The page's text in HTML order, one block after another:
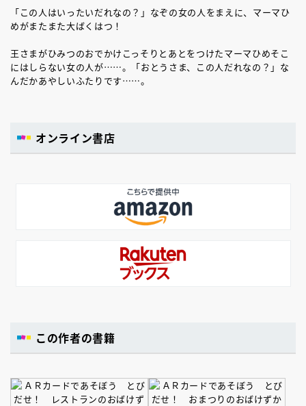
「この人はいったいだれなの？」なぞの女の人をまえに、マーマひ
めがまたまた大ばくはつ！
王さまがひみつのおでかけこっそりとあとをつけたマーマひめそこ
にはしらない女の人が……。「おとうさま、この人だれなの？」な
んだかあやしいふたりです……。
オンライン書店
この作者の書籍